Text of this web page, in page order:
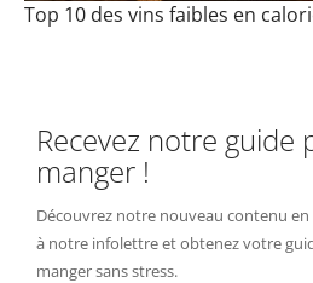
Top 10 des vins faibles en
Recevez notre guide
manger !
Découvrez notre nouveau contenu
à notre infolettre et obtenez votre
manger sans stress.